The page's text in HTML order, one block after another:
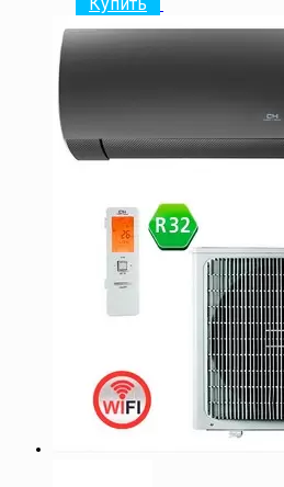
Купить